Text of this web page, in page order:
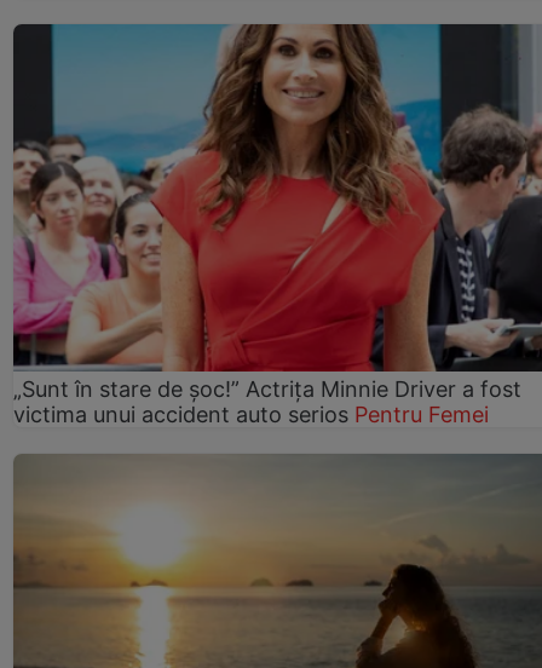
„Sunt în stare de șoc!” Actrița Minnie Driver a fost
victima unui accident auto serios Pentru Femei